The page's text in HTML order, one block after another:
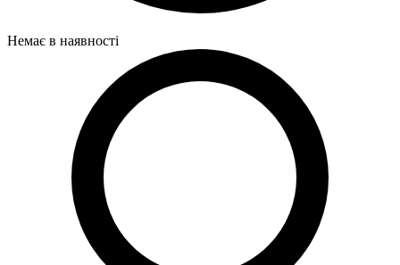
Немає в наявності